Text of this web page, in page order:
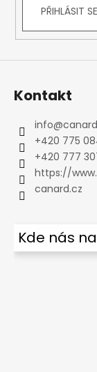
PŘIHLÁSIT SE
Kontakt
info@
+420 775
+420 777
https://
canard.cz
Kde nás